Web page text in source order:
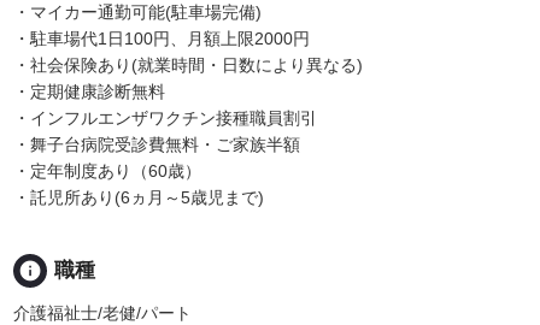
・マイカー通勤可能(駐車場完備)
・駐車場代1日100円、月額上限2000円
・社会保険あり(就業時間・日数により異なる)
・定期健康診断無料
・インフルエンザワクチン接種職員割引
・舞子台病院受診費無料・ご家族半額
・定年制度あり（60歳）
・託児所あり(6ヵ月～5歳児まで)
info 職種
介護福祉士/老健/パート